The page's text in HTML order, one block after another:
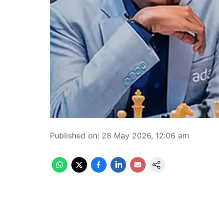
Published on: 28 May 2026, 12:06 am